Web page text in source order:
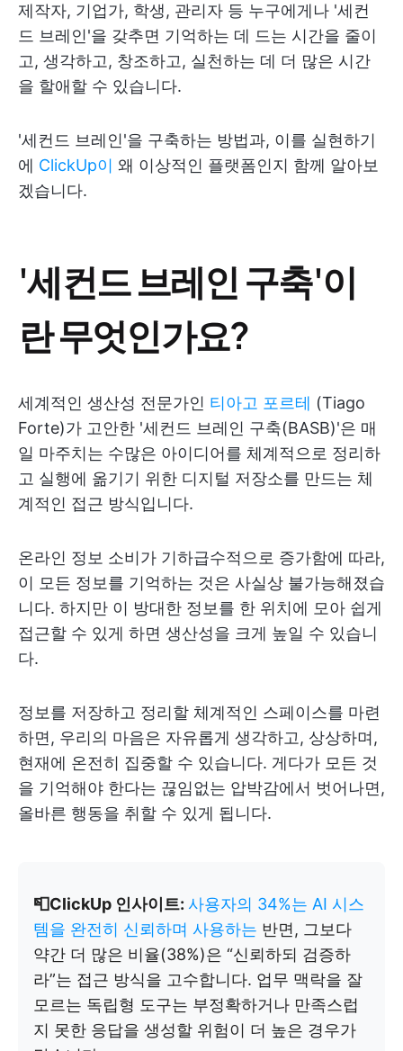
제작자, 기업가, 학생, 관리자 등 누구에게나 '세컨
드 브레인'을 갖추면 기억하는 데 드는 시간을 줄이
고, 생각하고, 창조하고, 실천하는 데 더 많은 시간
을 할애할 수 있습니다.
'세컨드 브레인'을 구축하는 방법과, 이를 실현하기
에 ClickUp이 왜 이상적인 플랫폼인지 함께 알아보
겠습니다.
'세컨드 브레인 구축'이
란 무엇인가요?
세계적인 생산성 전문가인 티아고 포르테 (Tiago
Forte)가 고안한 '세컨드 브레인 구축(BASB)'은 매
일 마주치는 수많은 아이디어를 체계적으로 정리하
고 실행에 옮기기 위한 디지털 저장소를 만드는 체
계적인 접근 방식입니다.
온라인 정보 소비가 기하급수적으로 증가함에 따라,
이 모든 정보를 기억하는 것은 사실상 불가능해졌습
니다. 하지만 이 방대한 정보를 한 위치에 모아 쉽게
접근할 수 있게 하면 생산성을 크게 높일 수 있습니
다.
정보를 저장하고 정리할 체계적인 스페이스를 마련
하면, 우리의 마음은 자유롭게 생각하고, 상상하며,
현재에 온전히 집중할 수 있습니다. 게다가 모든 것
을 기억해야 한다는 끊임없는 압박감에서 벗어나면,
올바른 행동을 취할 수 있게 됩니다.
📮ClickUp 인사이트: 사용자의 34%는 AI 시스
템을 완전히 신뢰하며 사용하는 반면, 그보다
약간 더 많은 비율(38%)은 “신뢰하되 검증하
라”는 접근 방식을 고수합니다. 업무 맥락을 잘
모르는 독립형 도구는 부정확하거나 만족스럽
지 못한 응답을 생성할 위험이 더 높은 경우가